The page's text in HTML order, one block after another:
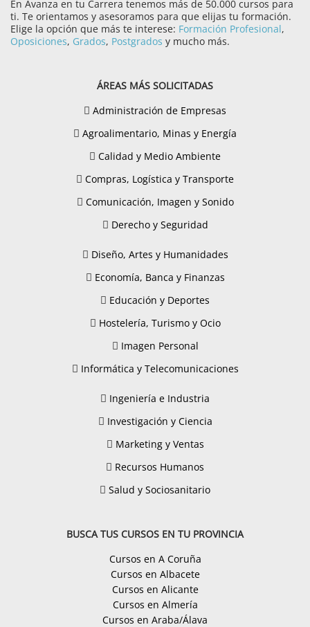
En Avanza en tu Carrera tenemos más de 50.000 cursos para
ti. Te orientamos y asesoramos para que elijas tu formación.
Elige la opción que más te interese: Formación Profesional,
Oposiciones, Grados, Postgrados y mucho más.
ÁREAS MÁS SOLICITADAS
Administración de Empresas
Agroalimentario, Minas y Energía
Calidad y Medio Ambiente
Compras, Logística y Transporte
Comunicación, Imagen y Sonido
Derecho y Seguridad
Diseño, Artes y Humanidades
Economía, Banca y Finanzas
Educación y Deportes
Hostelería, Turismo y Ocio
Imagen Personal
Informática y Telecomunicaciones
Ingeniería e Industria
Investigación y Ciencia
Marketing y Ventas
Recursos Humanos
Salud y Sociosanitario
BUSCA TUS CURSOS EN TU PROVINCIA
Cursos en A Coruña
Cursos en Albacete
Cursos en Alicante
Cursos en Almería
Cursos en Araba/Álava